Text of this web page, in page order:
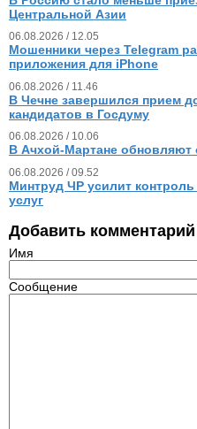
Центральной Азии
06.08.2026 / 12.05
Мошенники через Telegram
приложения для iPhone
06.08.2026 / 11.46
В Чечне завершился прием
кандидатов в Госдуму
06.08.2026 / 10.06
В Ачхой-Мартане обновляют
06.08.2026 / 09.52
Минтруд ЧР усилит
услуг
Добавить комментарий
Имя
Сообщение